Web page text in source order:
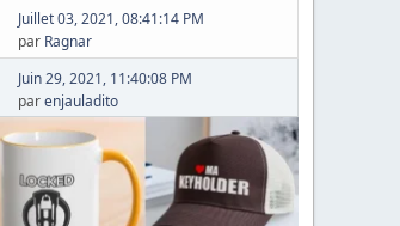
Juillet 03, 2021, 08:41:14 PM
par Ragnar
Juin 29, 2021, 11:40:08 PM
parenjauladito